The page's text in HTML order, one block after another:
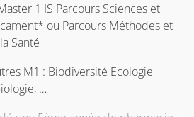
l'UGA.
en France" concerne
résidant dans l’un des
Arménie, Azerbaïdjan, Algérie,
Bahreïn, Bénin, Birmanie,
1 IS Parcours Sciences et
ou Parcours Méthodes et
Santé
M1 : Biodiversité Ecologie
…